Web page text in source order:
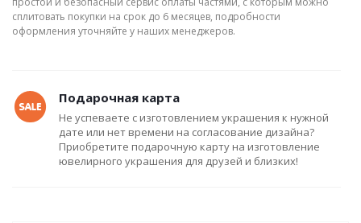
сплитовать покупки на срок до 6 месяцев, подробности
оформления уточняйте у наших менеджеров.
Подарочная карта
Не успеваете с изготовлением украшения к нужной
дате или нет времени на согласование дизайна?
Приобретите подарочную карту на изготовление
ювелирного украшения для друзей и близких!